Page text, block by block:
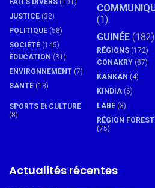
JUSTICE (32)
POLITIQUE (58)
SOCIÉTÉ (145)
ÉDUCATION (31)
ENVIRONNEMENT (7)
SANTÉ (13)
SPORTS Et CULTURE
(8)
(1)
GUINÉE (182)
RÉGIONS (172)
CONAKRY (87)
KANKAN (4)
KINDIA (6)
LABÉ (3)
RÉGION
(75)
Actualités récentes